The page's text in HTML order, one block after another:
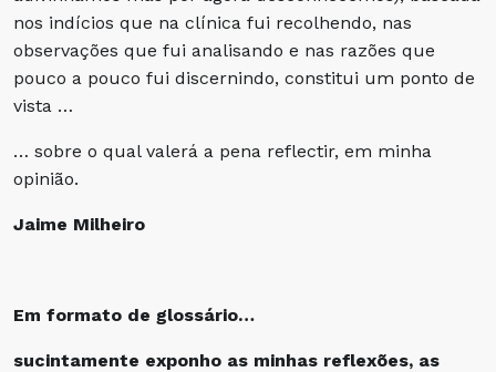
nos indícios que na clínica fui recolhendo, nas
observações que fui analisando e nas razões que
pouco a pouco fui discernindo, constitui um ponto de
vista …
… sobre o qual valerá a pena reflectir, em minha
opinião.
Jaime Milheiro
Em formato de glossário…
sucintamente exponho as minhas reflexões, as